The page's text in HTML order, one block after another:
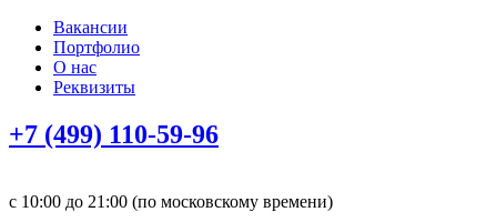
Вакансии
Портфолио
О нас
Реквизиты
+7 (499) 110-59-96
с 10:00 до 21:00 (по московскому времени)